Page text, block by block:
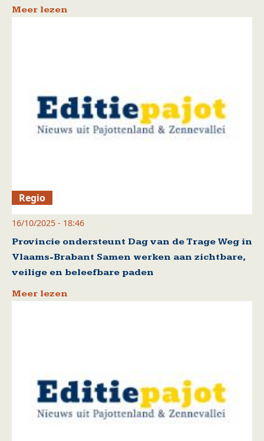
Meer lezen
Regio
16/10/2025 - 18:46
Provincie ondersteunt Dag van de Trage Weg in
Vlaams-Brabant Samen werken aan zichtbare,
veilige en beleefbare paden
Meer lezen